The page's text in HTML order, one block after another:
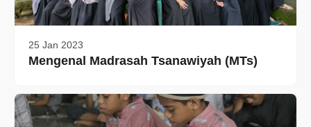
25 Jan 2023
Mengenal Madrasah Tsanawiyah (MTs)